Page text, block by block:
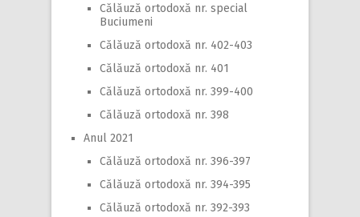
Călăuză ortodoxă nr. special
Buciumeni
Călăuză ortodoxă nr. 402-403
Călăuză ortodoxă nr. 401
Călăuză ortodoxă nr. 399-400
Călăuză ortodoxă nr. 398
Anul 2021
Călăuză ortodoxă nr. 396-397
Călăuză ortodoxă nr. 394-395
Călăuză ortodoxă nr. 392-393